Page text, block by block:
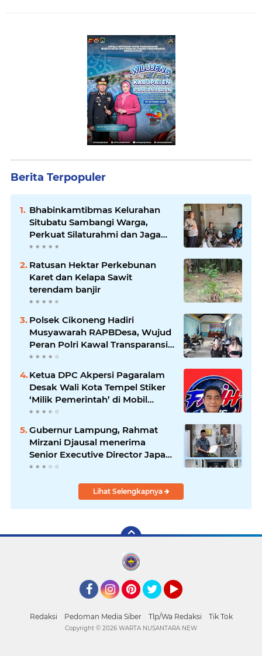
Berita Terpopuler
Bhabinkamtibmas Kelurahan
Situbatu Sambangi Warga,
Perkuat Silaturahmi dan Jaga
Kondusivitas Wilayah
Ratusan Hektar Perkebunan
Karet dan Kelapa Sawit
terendam banjir
Polsek Cikoneng Hadiri
Musyawarah RAPBDesa, Wujud
Peran Polri Kawal Transparansi
dan Kamtibmas Desa
Ketua DPC Akpersi Pagaralam
Desak Wali Kota Tempel Stiker
‘Milik Pemerintah’ di Mobil
Dinas, Cegah Penyalahgunaan
Gubernur Lampung, Rahmat
Mirzani Djausal menerima
Senior Executive Director Japan
Association for Construction
pertemuan resmiLihat Selengkapnya
Redaksi Pedoman Media Siber Tlp/Wa Redaksi Tik Tok
Copyright © 2026 WARTA NUSANTARA NEW